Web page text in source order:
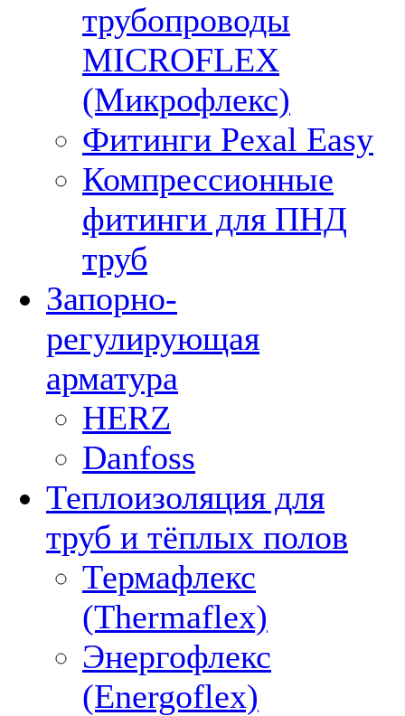
трубопроводы
MICROFLEX
(Микрофлекс)
Фитинги Pexal Easy
Компрессионные
фитинги для ПНД
труб
Запорно-
регулирующая
арматура
HERZ
Danfoss
Теплоизоляция для
труб и тёплых полов
Термафлекс
(Thermaflex)
Энергофлекс
(Energoflex)